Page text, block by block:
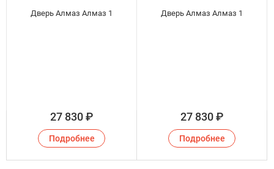
Дверь Алмаз Алмаз 1
27 830₽
Подробнее
Дверь Алмаз Алмаз 1
27 830₽
Подробнее